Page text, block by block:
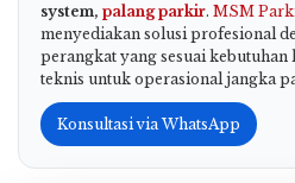
system, palang parkir. MSM
menyediakan solusi profesional
perangkat yang sesuai kebutuhan
teknis untuk operasional jangka
Konsultasi via WhatsApp